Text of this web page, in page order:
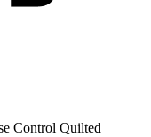
Control Quilted